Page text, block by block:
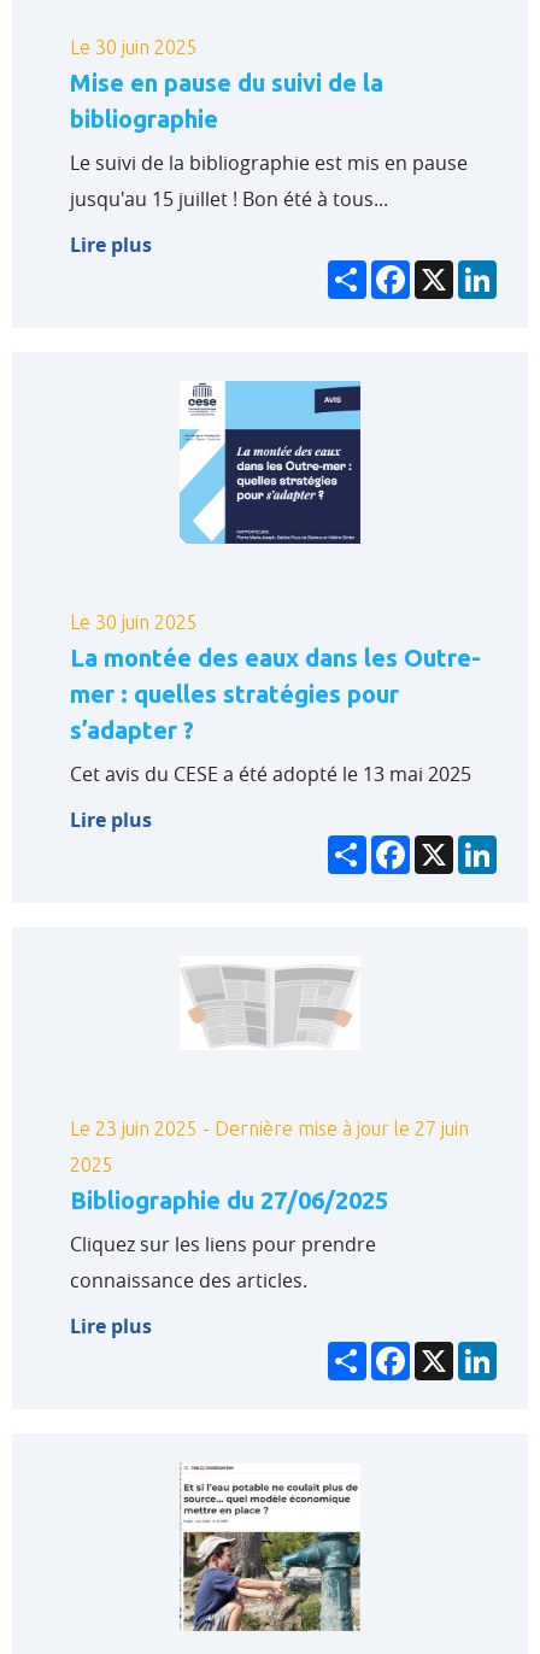
Le 30 juin 2025
Mise en pause du suivi de la
bibliographie
Le suivi de la bibliographie est mis en pause
jusqu'au 15 juillet ! Bon été à tous...
Lire plus
PartagerFacebook
X
Le 30 juin 2025
La montée des eaux dans les Outre-
mer : quelles stratégies pour
s’adapter ?
Cet avis du CESE a été adopté le 13 mai 2025
Lire plus
PartagerFacebook
X
Le 23 juin 2025 - Dernière mise à jour le 27 juin
2025
Bibliographie du 27/06/2025
Cliquez sur les liens pour prendre
connaissance des articles.
Lire plus
PartagerFacebook
X